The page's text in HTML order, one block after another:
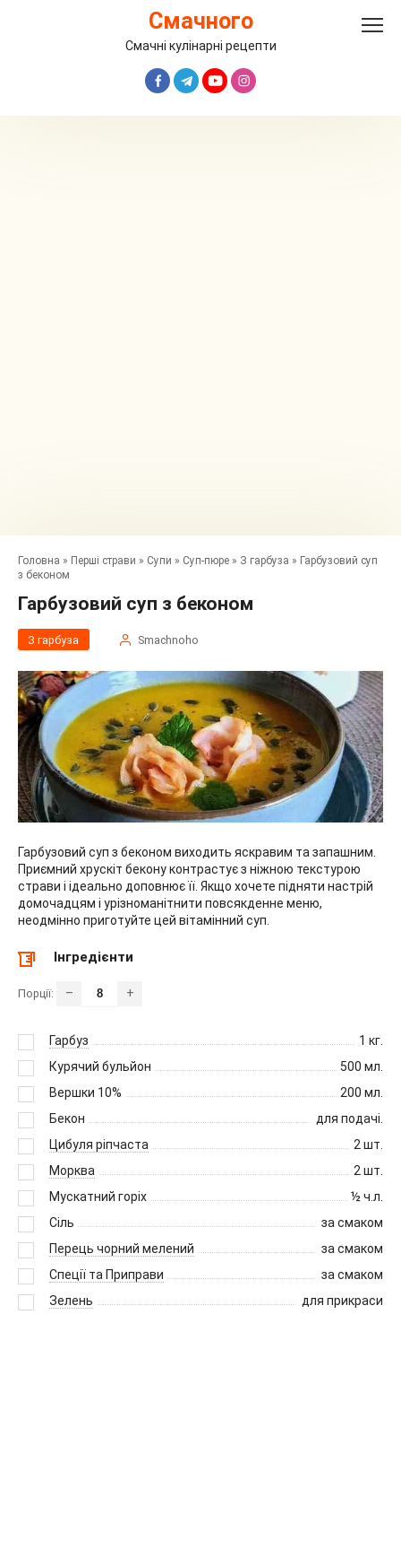
Смачного
Смачні кулінарні рецепти
Головна » Перші страви » Супи » Суп-пюре » З гарбуза » Гарбузовий суп
з беконом
Гарбузовий суп з беконом
З гарбуза Smachnoho
Гарбузовий суп з беконом виходить яскравим та запашним.
Приємний хрускіт бекону контрастує з ніжною текстурою
страви і ідеально доповнює її. Якщо хочете підняти настрій
домочадцям і урізноманітнити повсякденне меню,
неодмінно приготуйте цей вітамінний суп.
Інгредієнти
Порції: – +
Гарбуз 1 кг.
Курячий бульйон
500 мл.
Вершки 10%
200 мл.
Бекон
для подачі.
Цибуля ріпчаста
2шт.
Морква
2шт.
Мускатний горіх
½ч.л.
Сіль
за смаком
Перець чорний мелений
за смаком
Спеції та Приправи
за смаком
Зелень
для прикраси